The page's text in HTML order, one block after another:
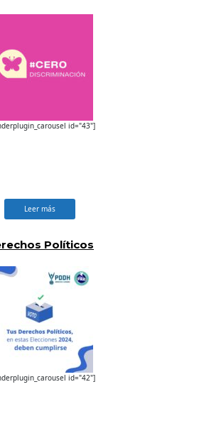
id="43"]
Leer más
Políticos
id="42"]